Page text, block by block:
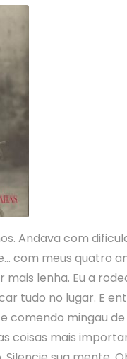
Andava com
com meus quatro
lenha. Eu a
tudo no lugar. E
comendo mingau
coisas mais